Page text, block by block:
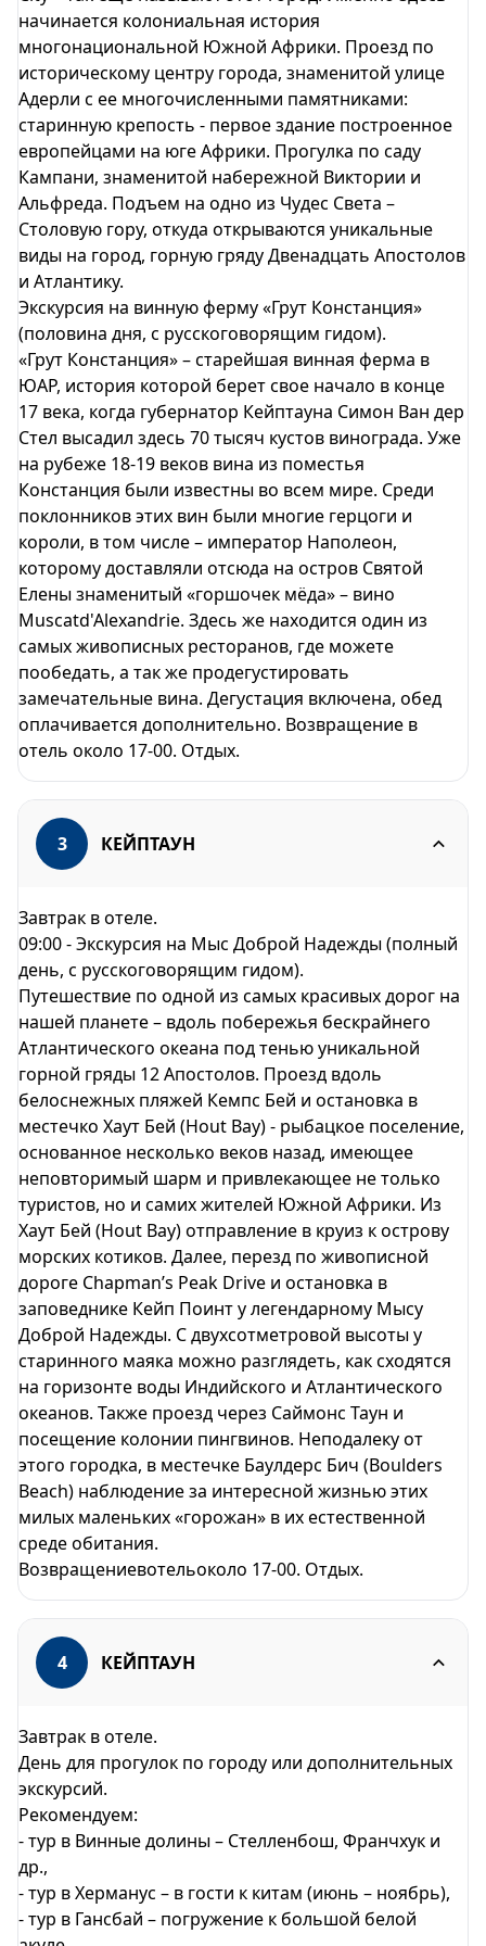
начинается колониальная история
многонациональной Южной Африки. Проезд по
историческому центру города, знаменитой улице
Адерли с ее многочисленными памятниками:
старинную крепость - первое здание построенное
европейцами на юге Африки. Прогулка по саду
Кампани, знаменитой набережной Виктории и
Альфреда. Подъем на одно из Чудес Света –
Столовую гору, откуда открываются уникальные
виды на город, горную гряду Двенадцать Апостолов
и Атлантику.
Экскурсия на винную ферму «Грут Констанция»
(половина дня, с русскоговорящим гидом).
«Грут Констанция» – старейшая винная ферма в
ЮАР, история которой берет свое начало в конце
17 века, когда губернатор Кейптауна Симон Ван дер
Стел высадил здесь 70 тысяч кустов винограда. Уже
на рубеже 18-19 веков вина из поместья
Констанция были известны во всем мире. Среди
поклонников этих вин были многие герцоги и
короли, в том числе – император Наполеон,
которому доставляли отсюда на остров Святой
Елены знаменитый «горшочек мёда» – вино
Muscatd'Alexandrie. Здесь же находится один из
самых живописных ресторанов, где можете
пообедать, а так же продегустировать
замечательные вина. Дегустация включена, обед
оплачивается дополнительно. Возвращение в
отель около 17-00. Отдых.
3 КЕЙПТАУН
Завтрак в отеле.
09:00 - Экскурсия на Мыс Доброй Надежды (полный
день, с русскоговорящим гидом).
Путешествие по одной из самых красивых дорог на
нашей планете – вдоль побережья бескрайнего
Атлантического океана под тенью уникальной
горной гряды 12 Апостолов. Проезд вдоль
белоснежных пляжей Кемпс Бей и остановка в
местечко Хаут Бей (Hout Bay) - рыбацкое поселение,
основанное несколько веков назад, имеющее
неповторимый шарм и привлекающее не только
туристов, но и самих жителей Южной Африки. Из
Хаут Бей (Hout Bay) отправление в круиз к острову
морских котиков. Далее, перезд по живописной
дороге Chapman’s Peak Drive и остановка в
заповеднике Кейп Поинт у легендарному Мысу
Доброй Надежды. С двухсотметровой высоты у
старинного маяка можно разглядеть, как сходятся
на горизонте воды Индийского и Атлантического
океанов. Также проезд через Саймонс Таун и
посещение колонии пингвинов. Неподалеку от
этого городка, в местечке Баулдерс Бич (Boulders
Beach) наблюдение за интересной жизнью этих
милых маленьких «горожан» в их естественной
среде обитания.
Возвращениевотельоколо 17-00. Отдых.
4 КЕЙПТАУН
Завтрак в отеле.
День для прогулок по городу или дополнительных
экскурсий.
Рекомендуем:
- тур в Винные долины – Стелленбош, Франчхук и
др.,
- тур в Херманус – в гости к китам (июнь – ноябрь),
- тур в Гансбай – погружение к большой белой